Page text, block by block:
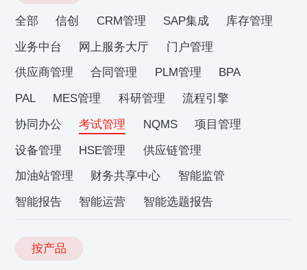
全部 信创 CRM管理 SAP集成
库存管理
业务中台
网上服务大厅
门户管理
供应商管理
合同管理 PLM管理
BPA
PAL
MES管理 科研管理
流程引擎
协同办公
考试管理 NQMS
项目管理
设备管理
HSE管理
供应链管理
加油站管理
财务共享中心
智能监管
智能报告
智能运营 智能选题报告
按产品